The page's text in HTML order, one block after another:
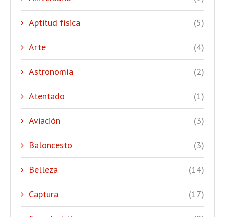
Aptitud física (5)
Arte (4)
Astronomía (2)
Atentado (1)
Aviación (3)
Baloncesto (3)
Belleza (14)
Captura (17)